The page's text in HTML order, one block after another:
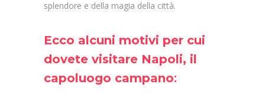
splendore e della magia della città.
Ecco alcuni motivi per cui
dovete visitare Napoli, il
capoluogo campano: